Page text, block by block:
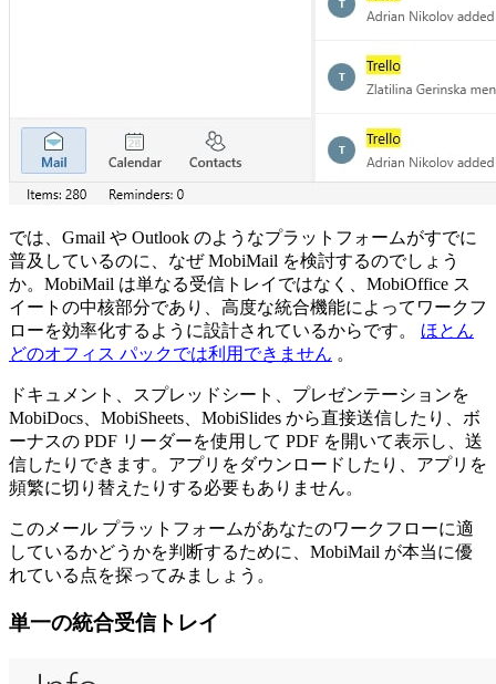
では、Gmail や Outlook のようなプラットフォームがすでに
普及しているのに、なぜ MobiMail を検討するのでしょう
か。MobiMail は単なる受信トレイではなく、MobiOffice ス
イートの中核部分であり、高度な統合機能によってワークフ
ローを効率化するように設計されているからです。 ほとん
どのオフィス パックでは利用できません 。
ドキュメント、スプレッドシート、プレゼンテーションを
MobiDocs、MobiSheets、MobiSlides から直接送信したり、ボ
ーナスの PDF リーダーを使用して PDF を開いて表示し、送
信したりできます。アプリをダウンロードしたり、アプリを
頻繁に切り替えたりする必要もありません。
このメール プラットフォームがあなたのワークフローに適
しているかどうかを判断するために、MobiMail が本当に優
れている点を探ってみましょう。
単一の統合受信トレイ